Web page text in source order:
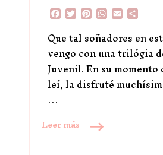
Facebook
Twitter
Pinterest
WhatsApp
Email
Que tal soñadores en
vengo con una trilógia
Juvenil. En su
leí, la disfruté
…
Leer más